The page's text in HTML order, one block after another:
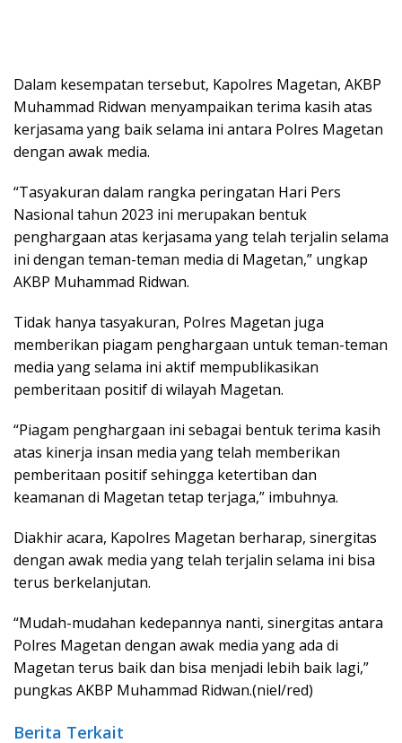
Dalam kesempatan tersebut, Kapolres Magetan, AKBP
Muhammad Ridwan menyampaikan terima kasih atas
kerjasama yang baik selama ini antara Polres Magetan
dengan awak media.
“Tasyakuran dalam rangka peringatan Hari Pers
Nasional tahun 2023 ini merupakan bentuk
penghargaan atas kerjasama yang telah terjalin selama
ini dengan teman-teman media di Magetan,” ungkap
AKBP Muhammad Ridwan.
Tidak hanya tasyakuran, Polres Magetan juga
memberikan piagam penghargaan untuk teman-teman
media yang selama ini aktif mempublikasikan
pemberitaan positif di wilayah Magetan.
“Piagam penghargaan ini sebagai bentuk terima kasih
atas kinerja insan media yang telah memberikan
pemberitaan positif sehingga ketertiban dan
keamanan di Magetan tetap terjaga,” imbuhnya.
Diakhir acara, Kapolres Magetan berharap, sinergitas
dengan awak media yang telah terjalin selama ini bisa
terus berkelanjutan.
“Mudah-mudahan kedepannya nanti, sinergitas antara
Polres Magetan dengan awak media yang ada di
Magetan terus baik dan bisa menjadi lebih baik lagi,”
pungkas AKBP Muhammad Ridwan.(niel/red)
Berita Terkait